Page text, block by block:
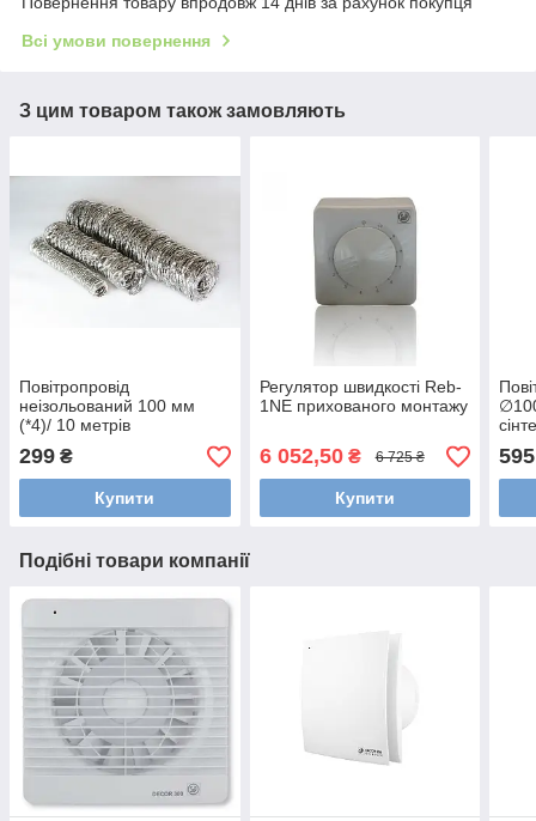
Всі умови повернення
З цим товаром також замовляють
Повітропровід
неізольований 100 мм
(*4)/ 10 метрів
299 ₴
Купити
Регулятор швидкості Reb-
1NE прихованого монтажу
6 052,50₴ 6 725 ₴
Купити
595
Подібні товари компанії